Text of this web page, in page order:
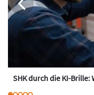
SHK durch die KI-Brille: